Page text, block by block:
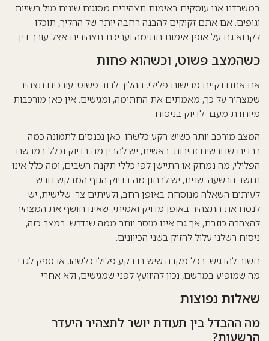
במשרדנו אנו עוסקים באימות תצהירים מסוגים שונים מול רשויות
וגופים. אם אתם זקוקים להבנה רחבה יותר של ההליך, תוכלו
לקרוא גם על אופן אימות חתימה ועריכת תצהירים אצל עורך דין.
כשהמצב פשוט, וכשהוא פחות
אם אתם נקיים מרישום פלילי, ההליך לרוב פשוט: עורכים תצהיר
שמצהיר על כך, מאמתים את החתימה, ומגישים. אין כאן מורכבות
מיוחדת מעבר לדיוק בניסוח.
המצב מורכב יותר כשיש רקע כלשהו. כאן נכנסים לתמונה כמה
רבדים שדורשים זהירות. ראשית, יש להבין מה בדיוק נכלל במרשם
הפלילי, מה נמחק או התיישן לפי כללי תקנת השבים, ומה כלל אינו
נחשב הרשעה. שנית, יש לבחון מה בדיוק הגוף המבקש דורש:
לעיתים השאלה מנוסחת באופן רחב, ולעיתים צר. שלישית, יש
לנסח את התצהיר באופן מדויק ואמיתי, שאינו חושף את המצהיר
להצהרה כוזבת, אך גם אינו מוסר יותר ממה שנדרש. במצב כזה,
ניסוח רשלני עלול להזיק בשני הכיוונים.
חשוב להדגיש: בכל מקרה שיש בו רקע פלילי כלשהו, או ספק לגבי
מה שמופיע במרשם, נכון להיוועץ לפני שמגישים, ולא אחרי.
שאלות נפוצות
מה ההבדל בין תעודת יושר לתצהיר היעדר
הרשעות?